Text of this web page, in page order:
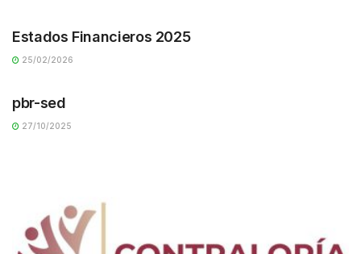
Estados Financieros 2025
25/02/2026
pbr-sed
27/10/2025